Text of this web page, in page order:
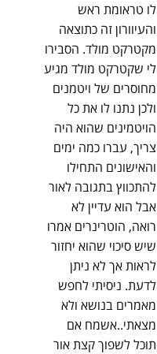
לו טראומת ראש
והעיוורון זה כתוצאה
מקטרקט מולד. הסבירו
לי שקטרקט מולד מגיע
מחוסרים של ויטמנים
ולכן נתנו לו את כל
הויטמינים שהוא היה
צריך, עברו כמה ימים
והאישונים התחילו
להתכווץ בתגובה לאור
אבל הוא עדיין לא
רואה, הוטרינרים אמרו
שיש סיכוי שהוא יחזור
לראות אך לא ניתן
לדעת. ניסיתי לחפש
מאמרים בנושא ולא
מצאתי..אשמח אם
תוכל לשפוך קצת אור